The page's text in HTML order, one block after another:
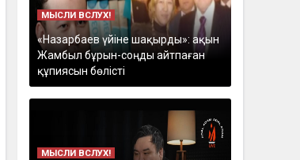
МЫСЛИ ВСЛУХ!
«Назарбаев үйіне шақырды»: ақын
Жамбыл бұрын-соңды айтпаған
құпиясын бөлісті
МЫСЛИ ВСЛУХ!